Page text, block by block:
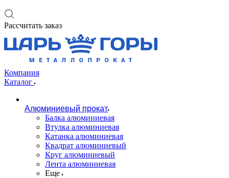
Рассчитать заказ
Компания
Каталог
Алюминиевый прокат
Балка алюминиевая
Втулка алюминиевая
Катанка алюминиевая
Квадрат алюминиевый
Круг алюминиевый
Лента алюминиевая
Еще